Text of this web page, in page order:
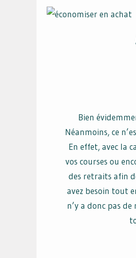
Bien
Néanmoins, ce
En effet, avec la
vos courses ou
des retraits afin
avez besoin tout
n’y a donc pas